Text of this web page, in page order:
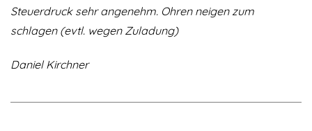
Steuerdruck sehr angenehm. Ohren neigen zum
schlagen (evtl. wegen Zuladung)
Daniel Kirchner